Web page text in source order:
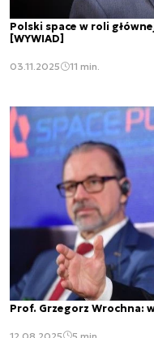
Polski space w roli
[WYWIAD]
03.11.2025 11 min.
Prof. Grzegorz Wrochna: